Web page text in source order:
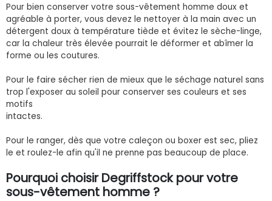
Pour bien conserver votre sous-vêtement homme doux et
agréable à porter, vous devez le nettoyer à la main avec un
détergent doux à température tiède et évitez le sèche-linge,
car la chaleur très élevée pourrait le déformer et abîmer la
forme ou les coutures.
Pour le faire sécher rien de mieux que le séchage naturel sans
trop l'exposer au soleil pour conserver ses couleurs et ses
motifs
intactes.
Pour le ranger, dès que votre caleçon ou boxer est sec, pliez
le et roulez-le afin qu'il ne prenne pas beaucoup de place.
Pourquoi choisir Degriffstock pour votre
sous-vêtement homme ?